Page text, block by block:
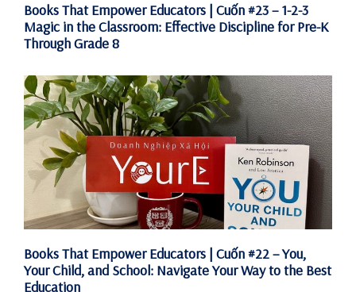
Books That Empower Educators | Cuốn #23 – 1-2-3
Magic in the Classroom: Effective Discipline for Pre-K
Through Grade 8
Books That Empower Educators | Cuốn #22 – You,
Your Child, and School: Navigate Your Way to the Best
Education